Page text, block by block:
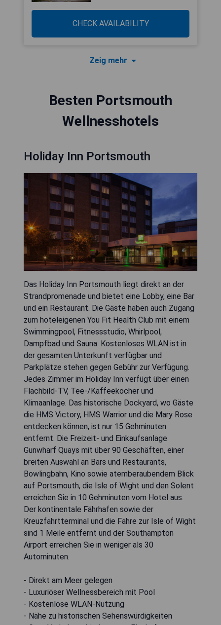
CHECK AVAILABILITY
Zeig mehr
Besten Portsmouth
Wellnesshotels
Holiday Inn Portsmouth
Das Holiday Inn Portsmouth liegt direkt an der
Strandpromenade und bietet eine Lobby, eine Bar
und ein Restaurant. Die Gäste haben auch Zugang
zum hoteleigenen You Fit Health Club mit einem
Swimmingpool, Fitnessstudio, Whirlpool,
Dampfbad und Sauna. Kostenloses WLAN ist in
der gesamten Unterkunft verfügbar und
Parkplätze stehen gegen Gebühr zur Verfügung.
Jedes Zimmer im Holiday Inn verfügt über einen
Flachbild-TV, Tee-/Kaffeekocher und
Klimaanlage. Das historische Dockyard, wo Gäste
die HMS Victory, HMS Warrior und die Mary Rose
entdecken können, ist nur 15 Gehminuten
entfernt. Die Freizeit- und Einkaufsanlage
Gunwharf Quays mit über 90 Geschäften, einer
breiten Auswahl an Bars und Restaurants,
Bowlingbahn, Kino sowie atemberaubendem Blick
auf Portsmouth, die Isle of Wight und den Solent
erreichen Sie in 10 Gehminuten vom Hotel aus.
Der kontinentale Fährhafen sowie der
Kreuzfahrtterminal und die Fähre zur Isle of Wight
sind 1 Meile entfernt und der Southampton
Airport erreichen Sie in weniger als 30
Autominuten.
- Direkt am Meer gelegen
- Luxuriöser Wellnessbereich mit Pool
- Kostenlose WLAN-Nutzung
- Nähe zu historischen Sehenswürdigkeiten